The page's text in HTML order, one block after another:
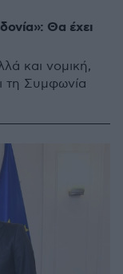
Θα έχει
και νομική,
τη Συμφωνία